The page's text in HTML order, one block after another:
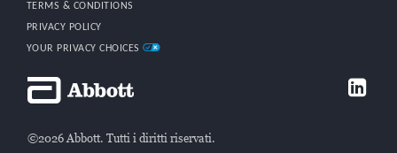
TERMS & CONDITIONS
PRIVACY POLICY
YOUR PRIVACY CHOICES
©2026 Abbott. Tutti i diritti riservati.